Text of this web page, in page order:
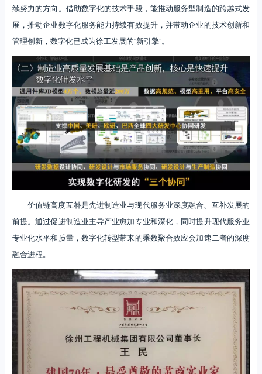
续努力的方向。借助数字化的技术手段，能推动服务型制造的跨越式发
展，推动企业数字化服务能力持续有效提升，并带动企业的技术创新和
管理创新，数字化已成为徐工发展的“新引擎”。
价值链高度互补是先进制造业与现代服务业深度融合、互补发展的
前提。通过促进制造业主导产业愈加专业和深化，同时提升现代服务业
专业化水平和质量，数字化转型带来的乘数聚合效应会加速二者的深度
融合进程。